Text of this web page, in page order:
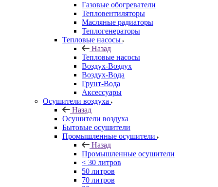
Газовые обогреватели
Тепловентиляторы
Масляные радиаторы
Теплогенераторы
Тепловые насосы
Назад
Тепловые насосы
Воздух-Воздух
Воздух-Вода
Грунт-Вода
Аксессуары
Осушители воздуха
Назад
Осушители воздуха
Бытовые осушители
Промышленные осушители
Назад
Промышленные осушители
< 30 литров
50 литров
70 литров